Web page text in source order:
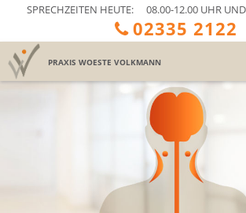
SPRECHZEITEN HEUTE: 08.00-12.00 UHR
02335 2122
PRAXIS WOESTE VOLKMANN